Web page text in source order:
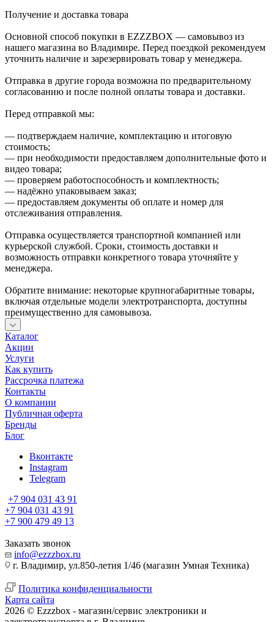
Получение и доставка товара
Основной способ покупки в EZZZBOX — самовывоз из
нашего магазина во Владимире. Перед поездкой рекомендуем
уточнить наличие и зарезервировать товар у менеджера.
Отправка в другие города возможна по предварительному
согласованию и после полной оплаты товара и доставки.
Перед отправкой мы:
— подтверждаем наличие, комплектацию и итоговую
стоимость;
— при необходимости предоставляем дополнительные фото и
видео товара;
— проверяем работоспособность и комплектность;
— надёжно упаковываем заказ;
— предоставляем документы об оплате и номер для
отслеживания отправления.
Отправка осуществляется транспортной компанией или
курьерской службой. Сроки, стоимость доставки и
возможность отправки конкретного товара уточняйте у
менеджера.
Обратите внимание: некоторые крупногабаритные товары,
включая отдельные модели электротранспорта, доступны
преимущественно для самовывоза.
Каталог
Акции
Услуги
Как купить
Рассрочка платежа
Контакты
О компании
Публичная оферта
Бренды
Блог
Вконтакте
Instagram
Telegram
+7 904 031 43 91
+7 904 031 43 91
+7 900 479 49 13
Заказать звонок
info@ezzzbox.ru
г. Владимир, ул.850-летия 1/46 (магазин Умная Техника)
Политика конфиденциальности
Карта сайта
2026 © Ezzzbox - магазин/сервис электроники и